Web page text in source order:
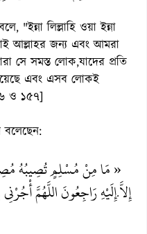
"ইন্না লিল্লাহি ওয়া ইন্না
আল্লাহর জন্য এবং আমরা
সে সমস্ত লোক,যাদের প্রতি
এবং এসব লোকই
ও ১৫৭]
বলেছেন:
« مَا مِنْ مُسْلِمٍ تُصِيبُهُ
إِلَيْهِ رَاجِعُونَ اللَّهُمَّ.إِلاَّ